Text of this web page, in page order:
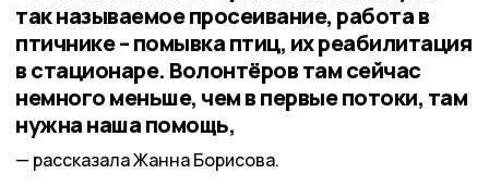
так называемое просеивание, работа в
птичнике – помывка птиц, их реабилитация
в стационаре. Волонтёров там сейчас
немного меньше, чем в первые потоки, там
нужна наша помощь,
рассказала Жанна Борисова.